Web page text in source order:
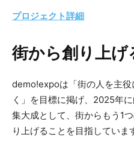
プロジェクト詳細
街から創り上
demo!expoは「街の人を主
く」を目標に掲げ、2025年
集大成として、街からもう1
り上げることを目指していま